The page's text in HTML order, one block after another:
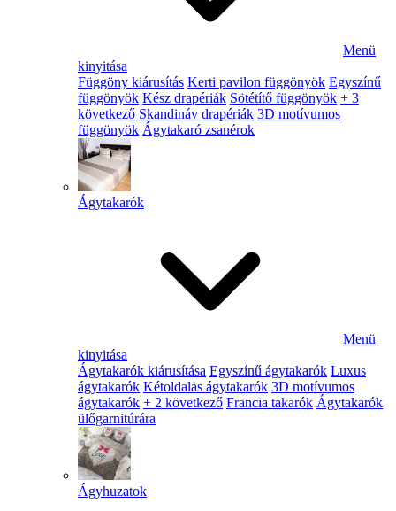
Menü
kinyitása
Függöny kiárusítás Kerti pavilon függönyök Egyszínű
függönyök Kész drapériák Sötétítő függönyök + 3
következő Skandináv drapériák 3D motívumos
függönyök Ágytakaró zsanérok
Ágytakarók
Menü
kinyitása
Ágytakarók kiárusítása Egyszínű ágytakarók Luxus
ágytakarók Kétoldalas ágytakarók 3D motívumos
ágytakarók + 2 következő Francia takarók Ágytakarók
ülőgarnitúrára
Ágyhuzatok